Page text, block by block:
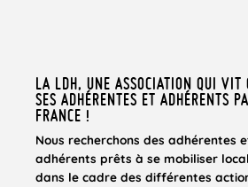
LA LDH, UNE ASSOCIATION QUI VIT
SES ADHÉRENTES ET ADHÉRENTS
FRANCE !
Nous recherchons des adhérentes
adhérents prêts à se mobiliser
dans le cadre des différentes